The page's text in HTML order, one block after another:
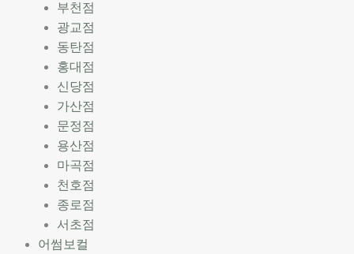
부천점
광교점
동탄점
홍대점
신당점
가산점
문정점
용산점
마곡점
천호점
종로점
서초점
어썸보컬